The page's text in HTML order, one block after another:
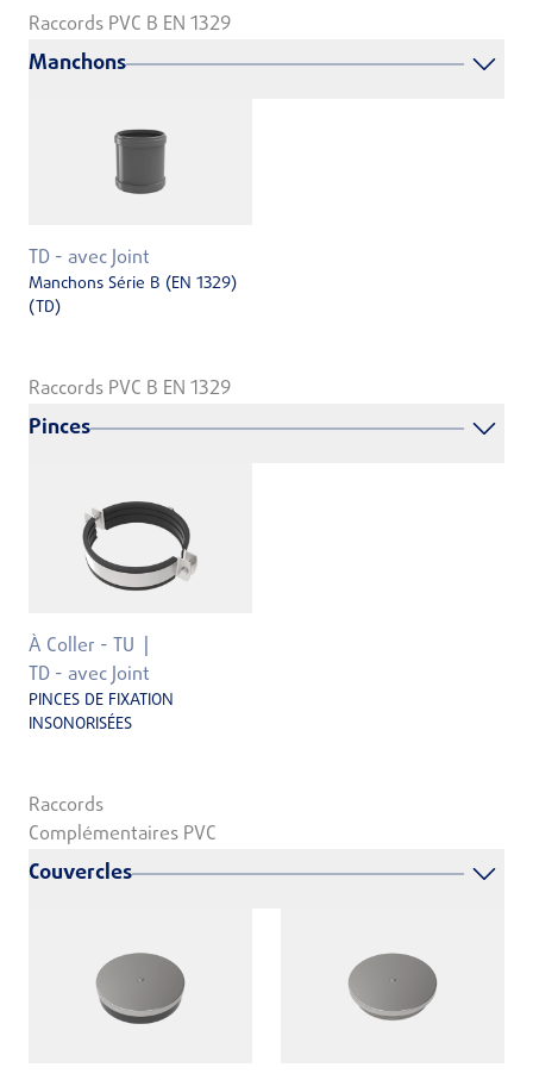
Raccords PVC B EN 1329
Manchons
TD - avec Joint
Manchons Série B (EN 1329)
(TD)
Raccords PVC B EN 1329
Pinces
À Coller - TU
TD - avec Joint
PINCES DE FIXATION
INSONORISÉES
Raccords
Complémentaires PVC
Couvercles